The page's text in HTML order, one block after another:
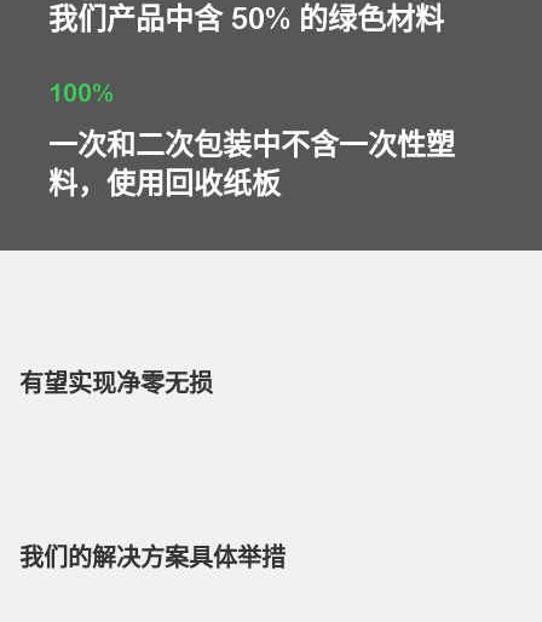
我们产品中含 50% 的绿色材料
100%
一次和二次包装中不含一次性塑
料，使用回收纸板
有望实现净零无损
我们的解决方案具体举措